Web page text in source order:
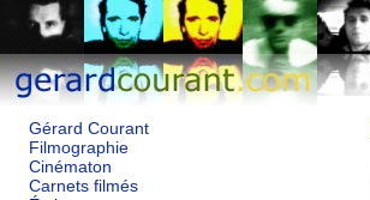
Gérard Courant
Filmographie
Cinématon
Carnets filmés